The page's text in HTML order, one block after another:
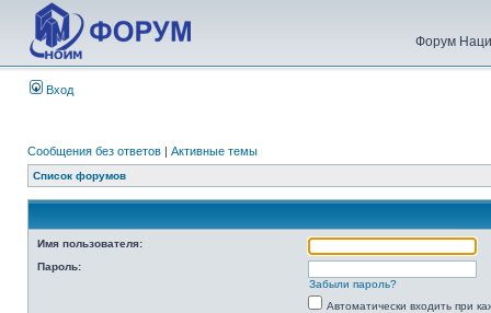
Форум
Вход
Сообщения без ответов | Активные темы
Список форумов
Имя пользователя:
Пароль:
Забыли пароль?
Автоматически входить при